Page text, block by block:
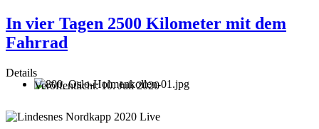
In vier Tagen 2500 Kilometer mit dem
Fahrrad
Details
Veröffentlicht: 10. Juli 2020